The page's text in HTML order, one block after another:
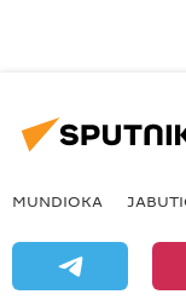
MUNDIOKA